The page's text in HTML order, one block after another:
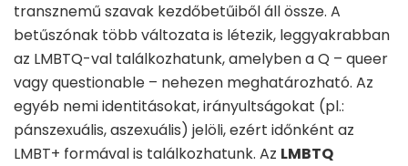
transznemű szavak kezdőbetűiből áll össze. A
betűszónak több változata is létezik, leggyakrabban
az LMBTQ-val találkozhatunk, amelyben a Q – queer
vagy questionable – nehezen meghatározható. Az
egyéb nemi identitásokat, irányultságokat (pl.:
pánszexuális, aszexuális) jelöli, ezért időnként az
LMBT+ formával is találkozhatunk. Az LMBTQ